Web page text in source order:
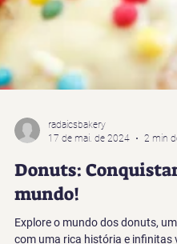
17 de mai. de 2024
2 min
Donuts:
mundo!